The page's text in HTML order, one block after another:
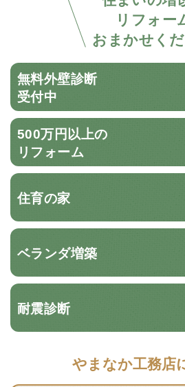
リフォー
おまかせく
無料外壁診断
受付中
500万円以上の
リフォーム
住育の家
ベランダ増築
耐震診断
やまなか工務店